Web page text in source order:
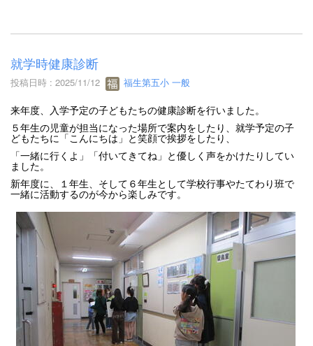
就学時健康診断
投稿日時 : 2025/11/12 福生第五小 一般
来年度、入学予定の子どもたちの健康診断を行いました。
５年生の児童が担当になった場所で案内をしたり、就学予定の子
どもたちに「こんにちは」と笑顔で挨拶をしたり、
「一緒に行くよ」「付いてきてね」と優しく声をかけたりしてい
ました。
新年度に、１年生、そして６年生として学校行事やたてわり班で
一緒に活動するのが今から楽しみです。